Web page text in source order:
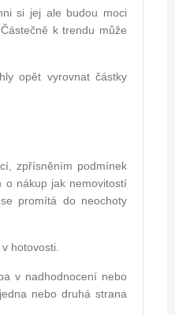
si jej ale budou moci
k trendu může
opět vyrovnat částky
zpřísněním podmínek
o nákup jak nemovitostí
promítá do neochoty
hotovosti.
v nadhodnocení nebo
nebo druhá strana